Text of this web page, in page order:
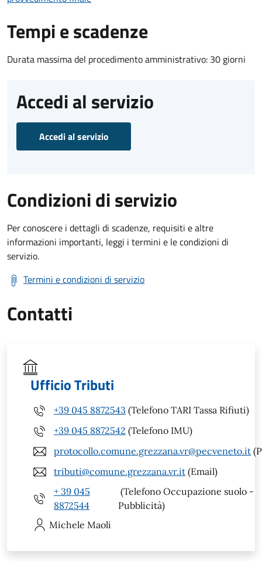
Tempi e scadenze
Durata massima del procedimento amministrativo: 30 giorni
Accedi al servizio
Accedi al servizio
Condizioni di servizio
Per conoscere i dettagli di scadenze, requisiti e altre
informazioni importanti, leggi i termini e le condizioni di
servizio.
Termini e condizioni di servizio
Contatti
Ufficio Tributi
+39 045 8872543 (Telefono TARI Tassa Rifiuti)
+39 045 8872542 (Telefono IMU)
protocollo.comune.grezzana.vr@pecveneto.it
tributi@comune.grezzana.vr.it (Email)
+ 39 045
8872544
(Telefono Occupazione suolo -
Pubblicità)
Michele Maoli